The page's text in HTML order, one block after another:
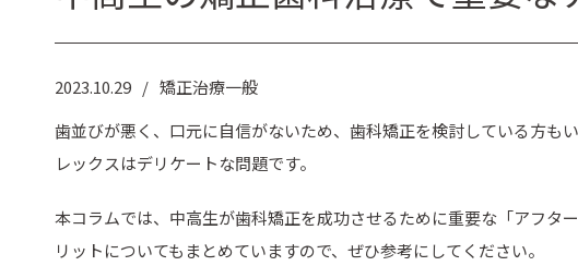
2023.10.29
矯正治療一般
歯並びが悪く、口元に自信がないため、歯科矯正を検討している方も
レックスはデリケートな問題です。
本コラムでは、中高生が歯科矯正を成功させるために重要な「アフタ
リットについてもまとめていますので、ぜひ参考にしてください。